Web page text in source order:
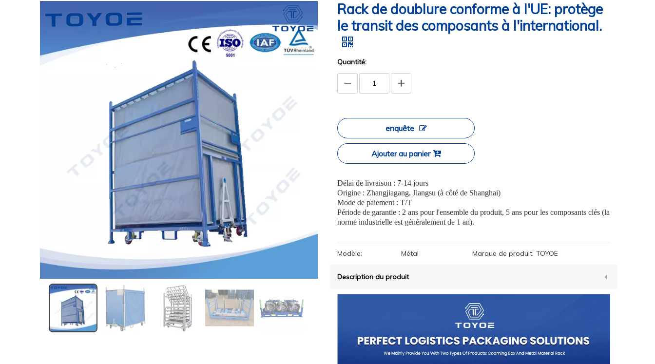
Rack de doublure conforme à l'UE: protège
le transit des composants à l'international.
Quantité:
enquête
Ajouter au panier
Délai de livraison : 7-14 jours
Origine : Zhangjiagang, Jiangsu (à côté de Shanghai)
Mode de paiement : T/T
Période de garantie : 2 ans pour l'ensemble du produit, 5 ans pour les composants clés (la
norme industrielle est généralement de 1 an).
Modèle: Métal Marque de produit: TOYOE
Description du produit